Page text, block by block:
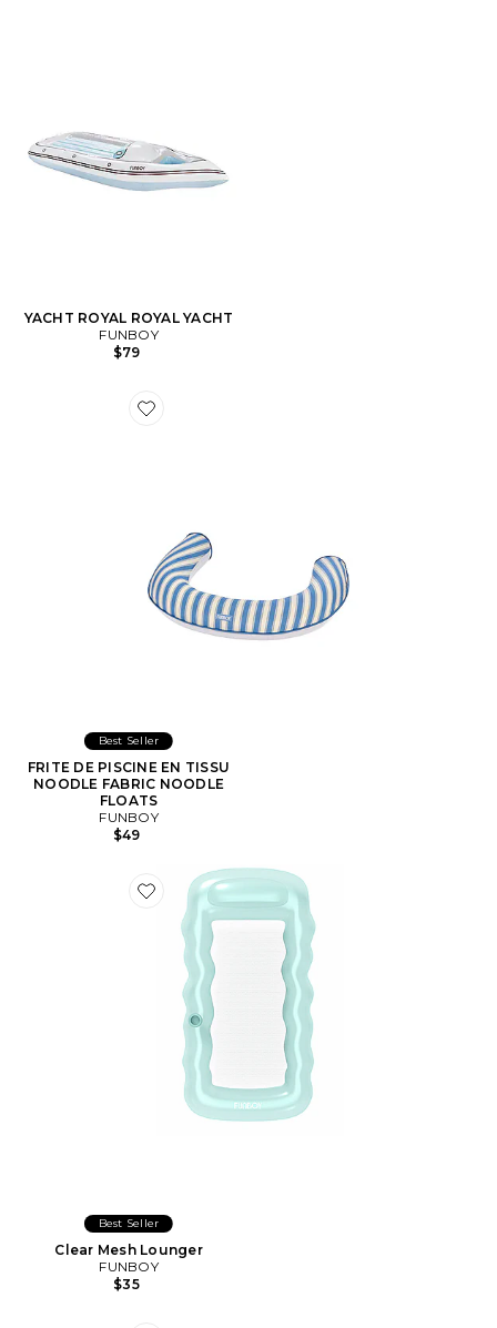
YACHT ROYAL ROYAL YACHT
FUNBOY
$79
Favorite FRITE DE PISCINE EN TISSU NOODLE
Best Seller
FRITE DE PISCINE EN TISSU
NOODLE FABRIC NOODLE
FLOATS
FUNBOY
$49
Favorite Clear Mesh Lounger
Best Seller
Clear Mesh Lounger
FUNBOY
$35